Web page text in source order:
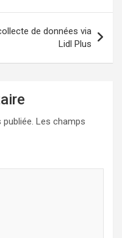
de données via
Lidl Plus
Les champs